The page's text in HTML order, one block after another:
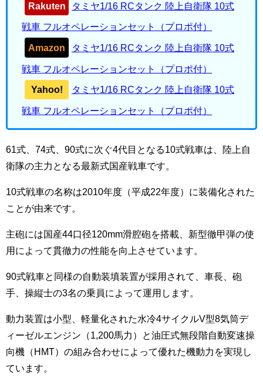
Rakuten タミヤ1/16 RCタンク 陸上自衛隊 10式
戦車 フルオペレーションセット（プロポ付）
Amazon タミヤ1/16 RCタンク 陸上自衛隊 10式
戦車 フルオペレーションセット（プロポ付）
Yahoo! タミヤ1/16 RCタンク 陸上自衛隊 10式
戦車 フルオペレーションセット（プロポ付）
61式、74式、90式に次ぐ4代目となる10式戦車は、陸上自
衛隊の主力となる最新式国産戦車です。
10式戦車の名称は2010年度（平成22年度）に装備化された
ことが由来です。
主砲には国産44口径120mm滑腔砲を搭載、新型徹甲弾の使
用によって貫徹力の性能を向上させています。
90式戦車と同様の自動装填装置が採用されて、車長、砲
手、操縦士の3名の乗員によって運用します。
動力装置は小型、軽量化された水冷4サイクルV型8気筒デ
ィーゼルエンジン（1,200馬力）と油圧式無段階自動変速操
向機（HMT）の組み合わせによって優れた機動力を実現し
ています。